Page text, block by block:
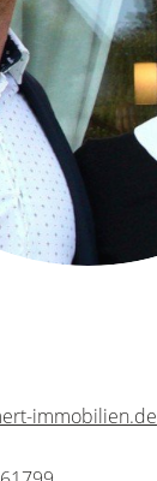
immobilien.de